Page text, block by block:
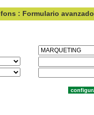
fons : Formulario avanzado